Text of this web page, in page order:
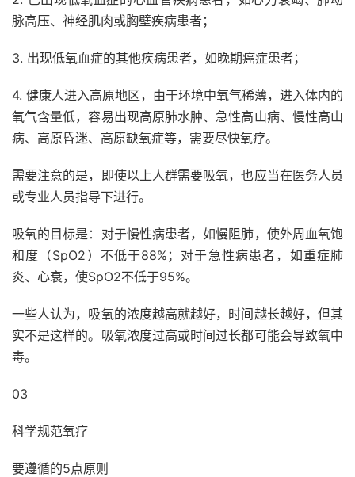
脉高压、神经肌肉或胸壁疾病患者；
3. 出现低氧血症的其他疾病患者，如晚期癌症患者；
4. 健康人进入高原地区，由于环境中氧气稀薄，进入体内的
氧气含量低，容易出现高原肺水肿、急性高山病、慢性高山
病、高原昏迷、高原缺氧症等，需要尽快氧疗。
需要注意的是，即使以上人群需要吸氧，也应当在医务人员
或专业人员指导下进行。
吸氧的目标是：对于慢性病患者，如慢阻肺，使外周血氧饱
和度（SpO2）不低于88%；对于急性病患者，如重症肺
炎、心衰，使SpO2不低于95%。
一些人认为，吸氧的浓度越高就越好，时间越长越好，但其
实不是这样的。吸氧浓度过高或时间过长都可能会导致氧中
毒。
03
科学规范氧疗
要遵循的5点原则